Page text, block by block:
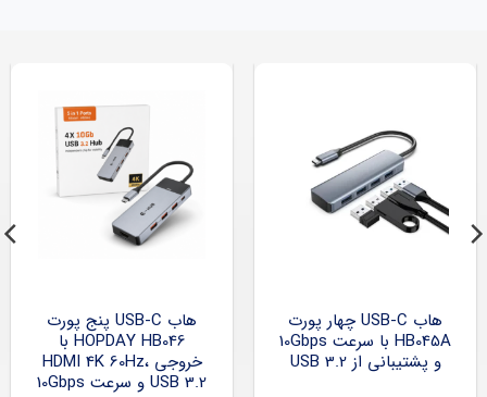
هاب USB-C چهار پورت
HB045A با سرعت 10Gbps
و پشتیبانی از USB 3.2
هاب USB-C پنج پورت
HOPDAY HB046 با
خروجی HDMI 4K 60Hz،
USB 3.2 و سرعت 10Gbps